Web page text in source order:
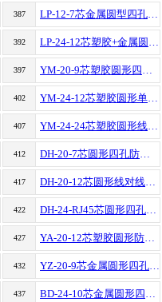
387 LP-12-7芯金属圆型四孔防水航空插头连接器
392 LP-24-12芯塑胶+金属圆型四孔防水航空插头信号连接器
397 YM-20-9芯塑胶圆形四孔防水航空插头连接器
402 YM-24-12芯塑胶圆形单孔防水航空插头信号连接器
407 YM-24-24芯塑胶圆形线对线防水航空插头信号连接器
412 DH-20-7芯圆形四孔防水航空插头连接器加隔栏
417 DH-20-12芯圆形线对线防水航空插头连接器加隔栏
422 DH-24-RJ45芯圆形四孔防水航空插头连接器加隔栏
427 YA-20-12芯塑胶圆形防水航空插头连接器
432 YZ-20-9芯金属圆形四孔防水航空插头信号连接器
437 BD-24-10芯金属圆形四孔防水航空插头连接器